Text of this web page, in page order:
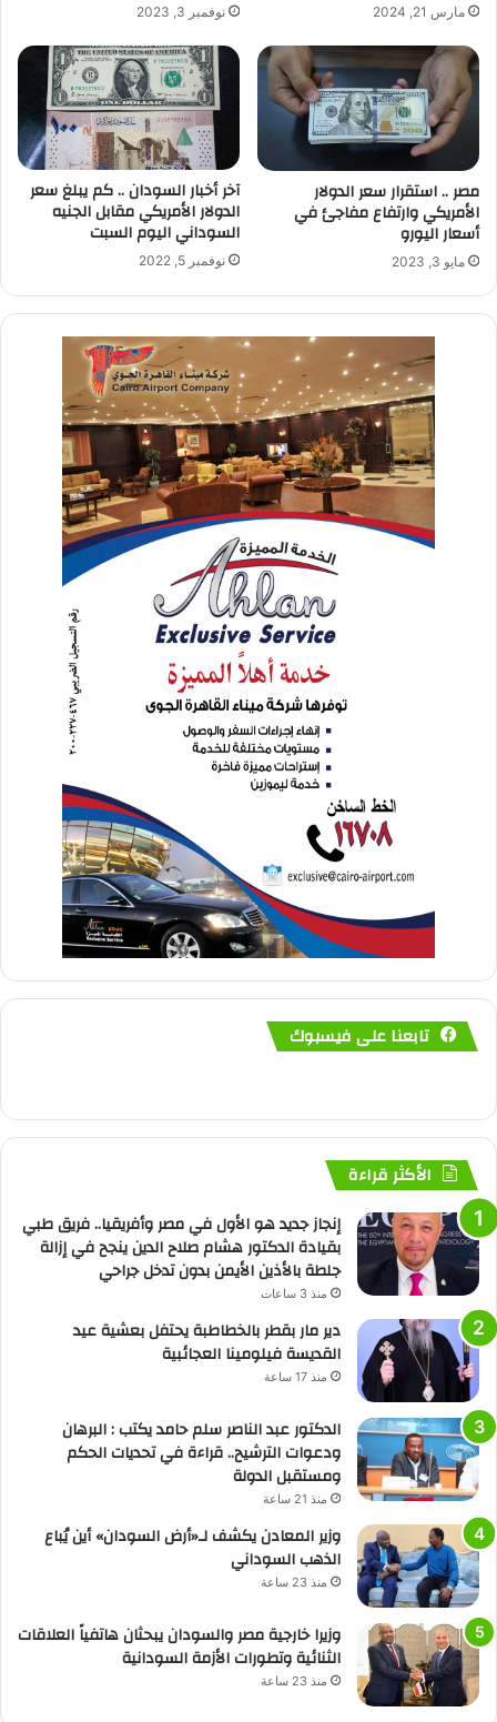
مارس 21, 2024 نوفمبر 3, 2023
مصر .. استقرار سعر الدولار
الأمريكي وارتفاع مفاجئ في
أسعار اليورو
مايو 3, 2023
آخر أخبار السودان .. كم يبلغ سعر
الدولار الأمريكي مقابل الجنيه
السوداني اليوم السبت
نوفمبر 5, 2022
تابعنا على فيسبوك
الأكثر قراءة
إنجاز جديد هو الأول في مصر وأفريقيا.. فريق طبي
بقيادة الدكتور هشام صلاح الدين ينجح في إزالة
جلطة بالأذين الأيمن بدون تدخل جراحي
منذ 3 ساعات
دير مار بقطر بالخطاطبة يحتفل بعشية عيد
القديسة فيلومينا العجائبية
منذ 17 ساعة
الدكتور عبد الناصر سلم حامد يكتب : البرهان
ودعوات الترشيح.. قراءة في تحديات الحكم
ومستقبل الدولة
منذ 21 ساعة
وزير المعادن يكشف لـ«أرض السودان» أين يُباع
الذهب السوداني
منذ 23 ساعة
وزيرا خارجية مصر والسودان يبحثان هاتفياً العلاقات
الثنائية وتطورات الأزمة السودانية
منذ 23 ساعة